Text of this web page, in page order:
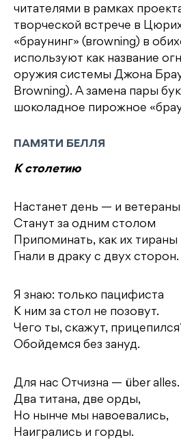
читателями в рамках
творческой встрече в
«браунинг» (вrowning) в
используют как название
оружия системы Джона
Browning). А замена пары
шоколадное пирожное
ПАМЯТИ БЕЛЛЯ
К столетию
Настанет день — и ветераны
Станут за одним столом
Припоминать, как их тираны
Гнали в драку с двух сторон.
Я знаю: только пацифиста
К ним за стол не позовут.
Чего ты, скажут,
Обойдемся без зануд.
Для нас Отчизна — über alles.
Два титана, две орды,
Но нынче мы навоевались,
Наигрались и горды.